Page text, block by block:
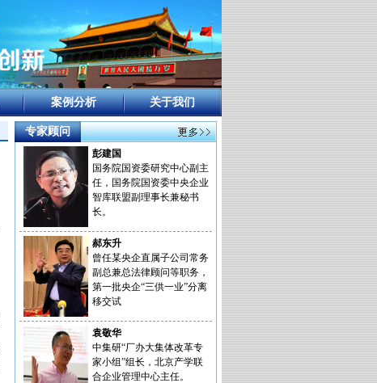
案例分析 关于我们
专家顾问
彭建国
国务院国资委研究中心副主
任，国务院国资委中央企业
智库联盟副理事长兼秘书
长。
郝东升
曾任某央企直属子公司常务
副总兼总法律顾问等职务，
第一批央企“三供一业”分离
移交试
袁敬华
中集研“厂办大集体改革专
家小组”组长，北京产学联
合企业管理中心主任。